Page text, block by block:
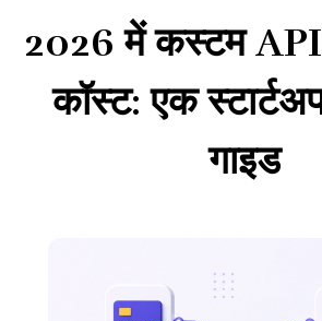
2026 में कस्टम API
कॉस्ट: एक
गाइड